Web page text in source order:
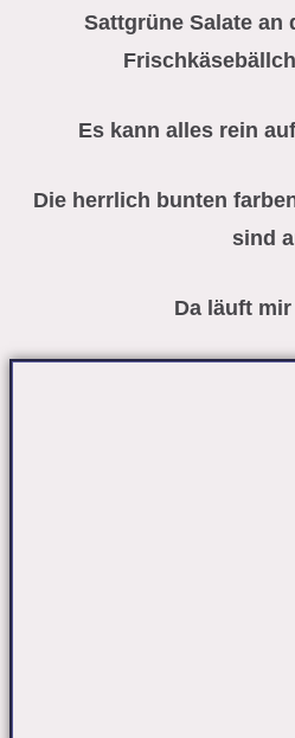
Sattgrüne Salate an
Es kann alles rein
Die herrlich bunten
sind
Da läuft